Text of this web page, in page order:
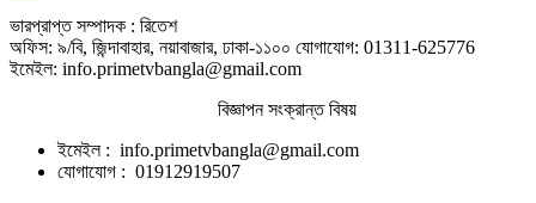
ভারপ্রাপ্ত সম্পাদক : রিতেশ
অফিস: ৯/বি, জিন্দাবাহার, নয়াবাজার, ঢাকা-১১০০ যোগাযোগ: 01311-625776
ইমেইল: info.primetvbangla@gmail.com
বিজ্ঞাপন সংক্রান্ত বিষয়
ইমেইল : info.primetvbangla@gmail.com
যোগাযোগ : 01912919507